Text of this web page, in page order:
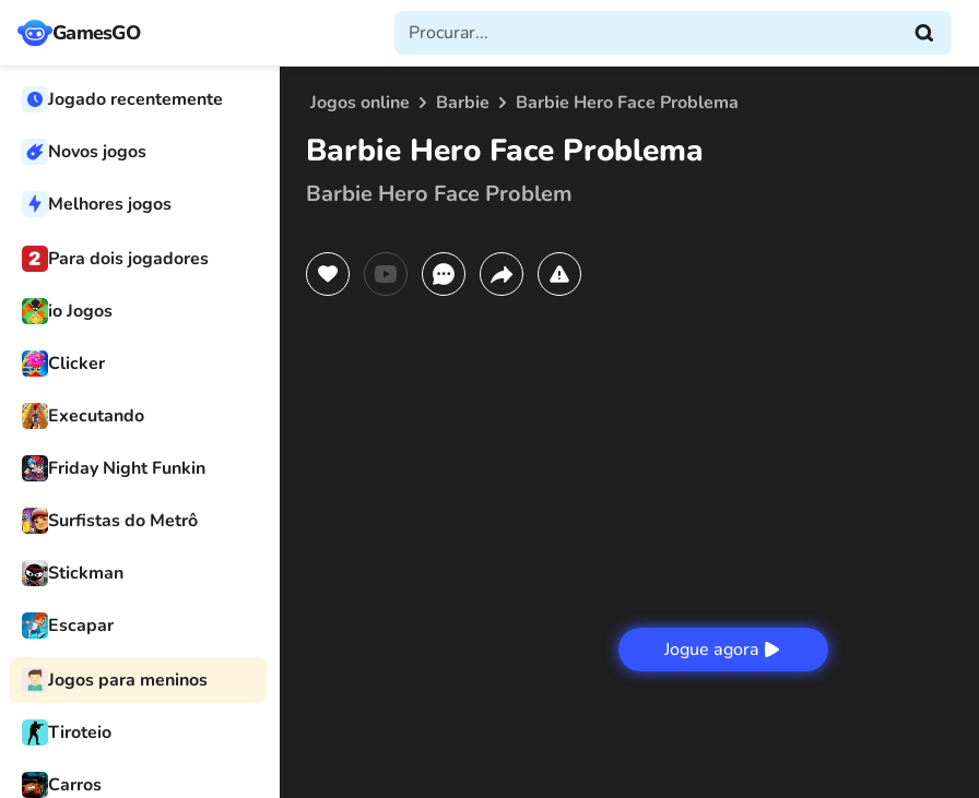
GamesGO
Jogado recentemente
Novos jogos
Melhores jogos
Para dois jogadores
io Jogos
Clicker
Executando
Friday Night Funkin
Surfistas do Metrô
Stickman
Escapar
Jogos para meninos
Tiroteio
Carros
Jogos online Barbie Barbie Hero Face Problema
Barbie Hero Face Problema
Barbie Hero Face Problem
Jogue agora